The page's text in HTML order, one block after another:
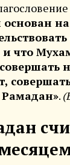
основан
и что
Рамадан».